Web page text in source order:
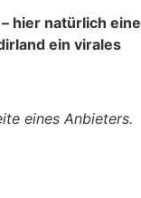
hier natürlich eine
ein virales
eines Anbieters.